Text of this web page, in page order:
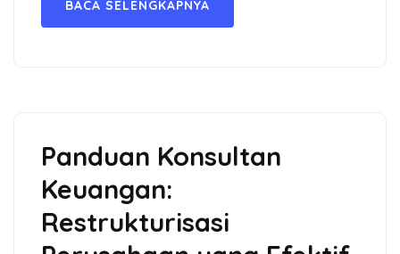
BACA SELENGKAPNYA
Panduan Konsultan
Keuangan:
Restrukturisasi